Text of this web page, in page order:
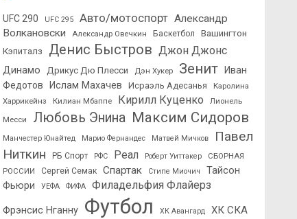
UFC 290 UFC 295 Авто/мотоспорт Александр
Волкановски
Александр Овечкин Баскетбол
Вашингтон
Кэпиталз
Денис Быстров Джон Джонс
Динамо Дрикус Дю Плесси Дэн Хукер Зенит
Иван
Федотов
Ислам Махачев Исраэль Адесанья
Каролина
Харрикейнз
Килиан Мбаппе Кирилл Куценко
Лионель
Месси
Любовь Энина Максим Сидоров
Манчестер Юнайтед Марио Фернандес Матвей Мичков
Павел
Ниткин
РБ Спорт РФС Реал Роберт Уиттакер
СБОРНАЯ
РОССИИ
Сергей Семак Спартак Стипе Миочич
Тайсон
Фьюри
УЕФА ФИФА Филадельфия Флайерз
Фрэнсис Нганну Футбол ХК Авангард ХК СКА